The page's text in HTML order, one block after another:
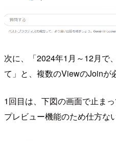
次に、「2024年1月～12月で
て」と、複数のViewのJoinが
1回目は、下図の画面で止ま
プレビュー機能のため仕方な